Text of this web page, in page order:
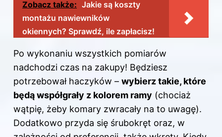
Zobacz także: Jakie są koszty
montażu nawiewników
okiennych? Sprawdź, ile zapłacisz!
Po wykonaniu wszystkich pomiarów
nadchodzi czas na zakupy! Będziesz
potrzebował haczyków – wybierz takie, które
będą współgrały z kolorem ramy (chociaż
wątpię, żeby komary zwracały na to uwagę).
Dodatkowo przyda się śrubokręt oraz, w